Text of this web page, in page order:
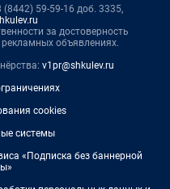
59-59-16 доб. 3335,
за достоверность
объявлениях.
v1pr@shkulev.ru
cookies
системы
«Подписка без баннерной